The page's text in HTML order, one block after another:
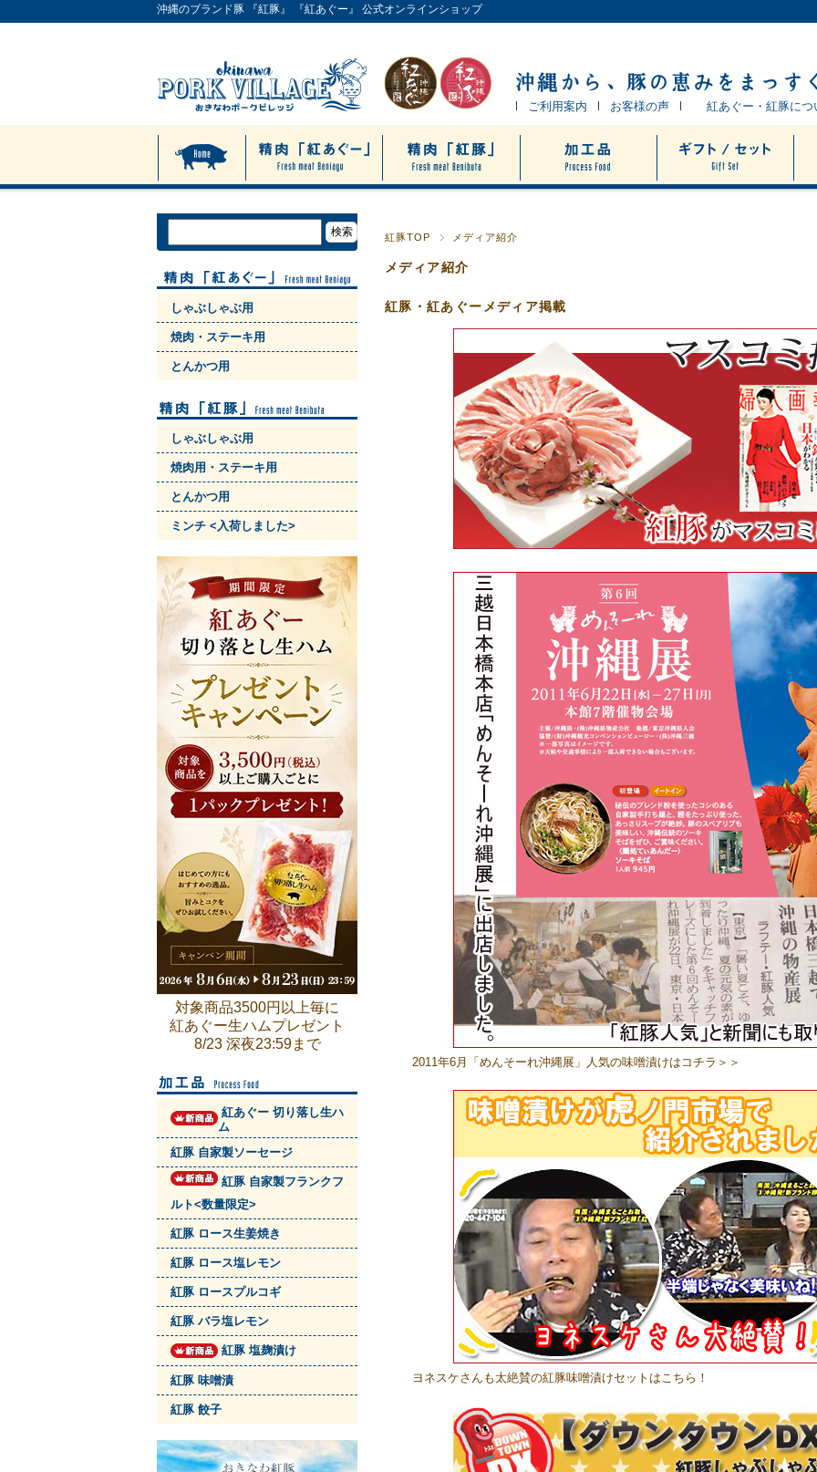
沖縄のブランド豚 『紅豚』 『紅あぐー』 公式オンラインショップ
ご利用案内 お客様の声 紅あぐー・紅豚につ
紅豚TOP メディア紹介
メディア紹介
紅豚・紅あぐーメディア掲載
2011年6月「めんそーれ沖縄展」人気の味噌漬けはコチラ＞＞
ヨネスケさんも太絶賛の紅豚味噌漬けセットはこちら！
しゃぶしゃぶ用
焼肉・ステーキ用
とんかつ用
しゃぶしゃぶ用
焼肉用・ステーキ用
とんかつ用
ミンチ <入荷しました>
対象商品3500円以上毎に
紅あぐー生ハムプレゼント
8/23 深夜23:59まで
紅あぐー 切り落し生ハ
ム
紅豚 自家製ソーセージ
紅豚 自家製フランクフ
ルト<数量限定>
紅豚 ロース生姜焼き
紅豚 ロース塩レモン
紅豚 ロースプルコギ
紅豚 バラ塩レモン
紅豚 塩麹漬け
紅豚 味噌漬
紅豚 餃子